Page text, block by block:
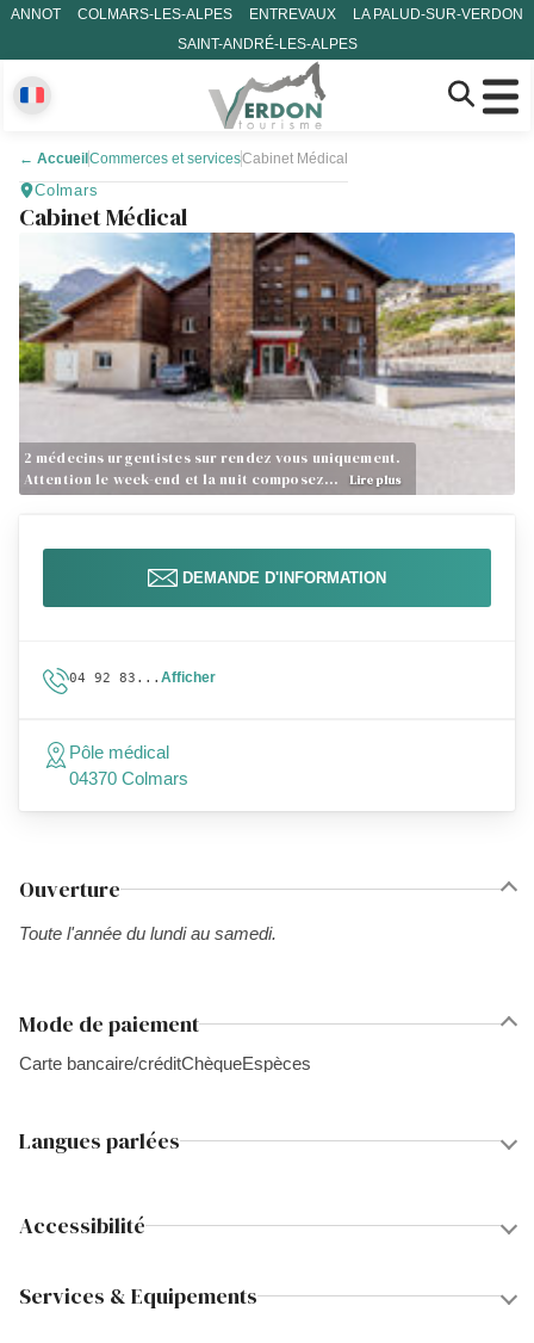
ANNOT COLMARS-LES-ALPES ENTREVAUX
LA PALUD-SUR-VERDON
SAINT-ANDRÉ-LES-ALPES
← Accueil Commerces et servicesCabinet Médical
Colmars
Cabinet Médical
2 médecins urgentistes sur rendez vous uniquement.
Attention le week-end et la nuit composez…
Lire plus
Ouverture
Toute l'année du lundi au samedi.
Mode de paiement
Carte bancaire/créditChèqueEspèces
Langues parlées
Accessibilité
Services & Equipements
DEMANDE D'INFORMATION
04 92 83... Afficher
Pôle médical
04370 Colmars